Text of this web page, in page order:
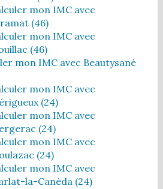
mon IMC avec
(46)
mon IMC avec
(46)
mon IMC avec Beautysané
mon IMC avec
(24)
mon IMC avec
(24)
mon IMC avec
(24)
mon IMC avec
la-Canéda (24)